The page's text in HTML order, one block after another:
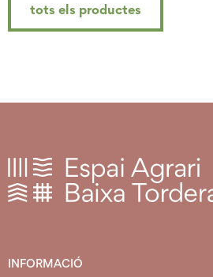
tots els productes
INFORMACIÓ